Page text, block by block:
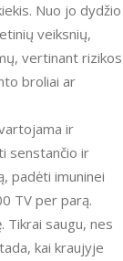
Nuo jo dydžio
veiksnių,
vertinant rizikos
broliai ar
ir
senstančio ir
padėti imuninei
TV per parą.
Tikrai saugu, nes
kai kraujyje